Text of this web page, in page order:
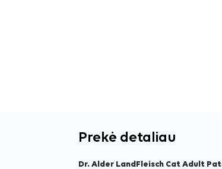
Prekė detaliau
Dr. Alder LandFleisch Cat Adult